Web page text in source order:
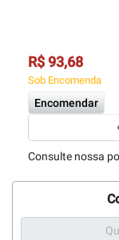
R$ 93,68
Sob Encomenda
Encomendar
Consulte nossa